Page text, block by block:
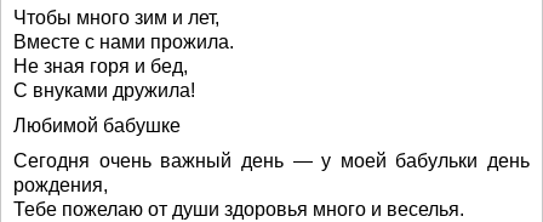
Чтобы много зим и лет,
Вместе с нами прожила.
Не зная горя и бед,
С внуками дружила!
Любимой бабушке
Сегодня очень важный день — у моей бабульки день
рождения,
Тебе пожелаю от души здоровья много и веселья.